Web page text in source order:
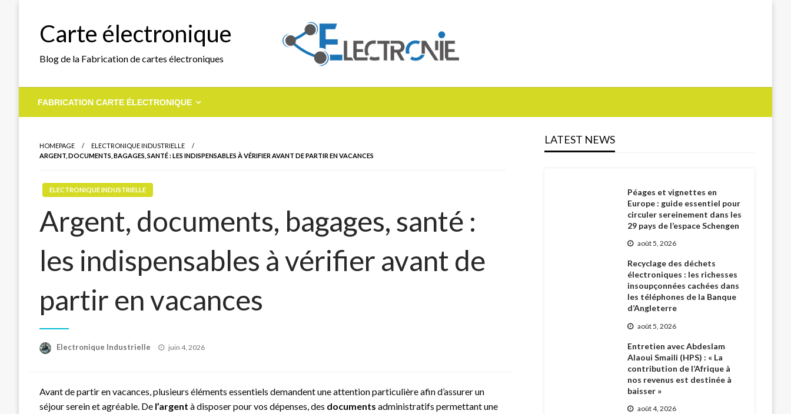
Carte électronique
Blog de la Fabrication de cartes électroniques
FABRICATION CARTE ÉLECTRONIQUE
HOMEPAGE
ELECTRONIQUE INDUSTRIELLE
ARGENT, DOCUMENTS, BAGAGES, SANTÉ : LES INDISPENSABLES À VÉRIFIER AVANT DE PARTIR EN VACANCES
ELECTRONIQUE INDUSTRIELLE
Argent, documents, bagages, santé :
les indispensables à vérifier avant de
partir en vacances
Electronique Industrielle
Posted
juin 4, 2026
Avant de partir en vacances, plusieurs éléments essentiels demandent une attention particulière afin d’assurer un
séjour serein et agréable. De l’argent à disposer pour vos dépenses, des documents administratifs permettant une
LATEST NEWS
Péages et vignettes en
Europe : guide essentiel pour
circuler sereinement dans les
29 pays de l’espace Schengen
août 5, 2026
Recyclage des déchets
électroniques : les richesses
insoupçonnées cachées dans
les téléphones de la Banque
d’Angleterre
août 5, 2026
Entretien avec Abdeslam
Alaoui Smaili (HPS) : « La
contribution de l’Afrique à
nos revenus est destinée à
baisser »
août 4, 2026